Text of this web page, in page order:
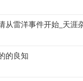
从雷洋事件开始_天涯
的良知